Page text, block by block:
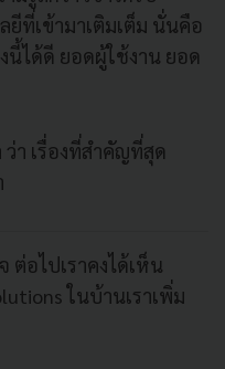
ยีที่เข้ามาเติมเต็ม นั่นคือ
นี้ได้ดี ยอดผู้ใช้งาน ยอด
า เรื่องที่สำคัญที่สุด
อไปเราคงได้เห็น
ในบ้านเราเพิ่ม